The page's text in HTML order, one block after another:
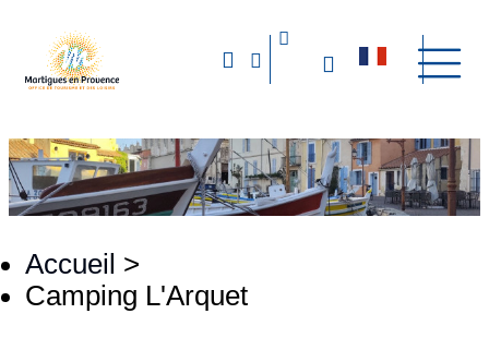
Accueil >
Camping L'Arquet